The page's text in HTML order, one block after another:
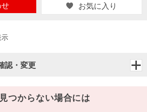
お気に入り
示
認・変更
つからない場合には